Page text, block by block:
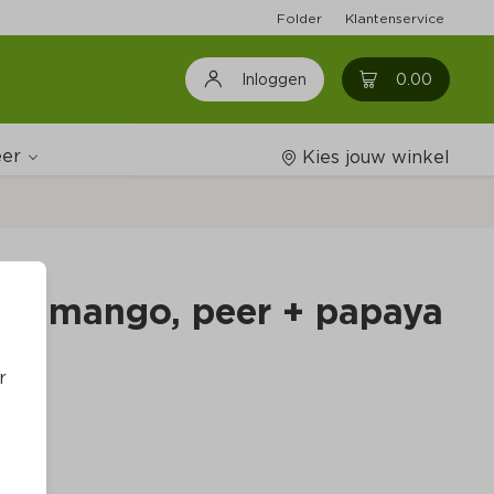
Folder Klantenservice
Inloggen 0.00 0
Kies jouw winkel
mango, peer + papaya